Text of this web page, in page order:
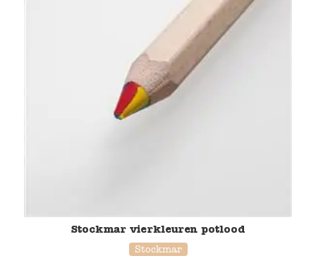
Stockmar vierkleuren potlood
Stockmar